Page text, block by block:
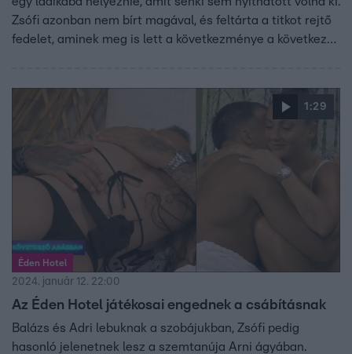
Zsófi azonban nem bírt magával, és feltárta a titkot rejtő
fedelet, aminek meg is lett a következménye a következő
1:29
Éden Hotel
2024. január 12. 22:00
Az Éden Hotel játékosai engednek a csábításnak
Balázs és Adri lebuknak a szobájukban, Zsófi pedig
hasonló jelenetnek lesz a szemtanúja Arni ágyában.